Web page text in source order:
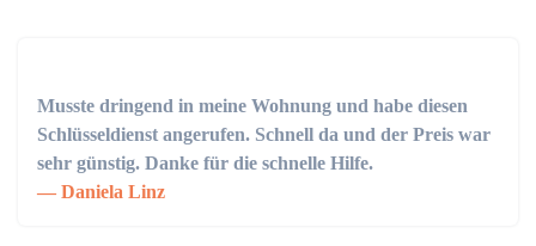
Musste dringend in meine Wohnung und habe diesen
Schlüsseldienst angerufen. Schnell da und der Preis war
sehr günstig. Danke für die schnelle Hilfe.
Daniela Linz